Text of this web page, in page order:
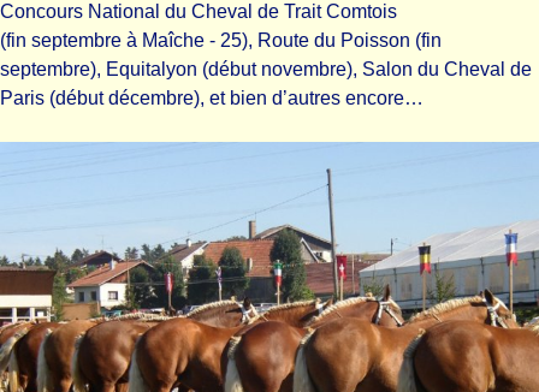
Concours National du Cheval de Trait Comtois
(fin septembre à Maîche - 25), Route du Poisson (fin
septembre), Equitalyon (début novembre), Salon du Cheval de
Paris (début décembre), et bien d’autres encore…